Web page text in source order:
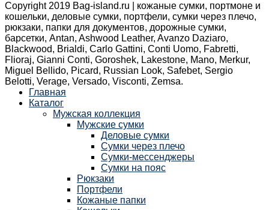
Copyright 2019 Bag-island.ru | кожаные сумки, портмоне и
кошельки, деловые сумки, портфели, сумки через плечо,
рюкзаки, папки для документов, дорожные сумки,
барсетки, Antan, Ashwood Leather, Avanzo Daziaro,
Blackwood, Brialdi, Carlo Gattini, Conti Uomo, Fabretti,
Flioraj, Gianni Conti, Goroshek, Lakestone, Mano, Merkur,
Miguel Bellido, Picard, Russian Look, Safebet, Sergio
Belotti, Verage, Versado, Visconti, Zemsa.
Главная
Каталог
Мужская коллекция
Мужские сумки
Деловые сумки
Сумки через плечо
Сумки-мессенджеры
Сумки на пояс
Рюкзаки
Портфели
Кожаные папки